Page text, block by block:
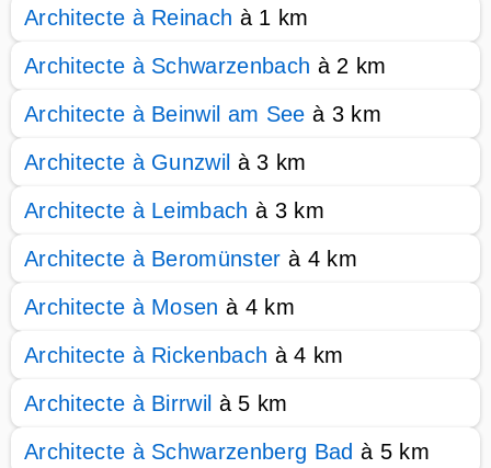
Architecte à Reinach à 1 km
Architecte à Schwarzenbach à 2 km
Architecte à Beinwil am See à 3 km
Architecte à Gunzwil à 3 km
Architecte à Leimbach à 3 km
Architecte à Beromünster à 4 km
Architecte à Mosen à 4 km
Architecte à Rickenbach à 4 km
Architecte à Birrwil à 5 km
Architecte à Schwarzenberg Bad à 5 km